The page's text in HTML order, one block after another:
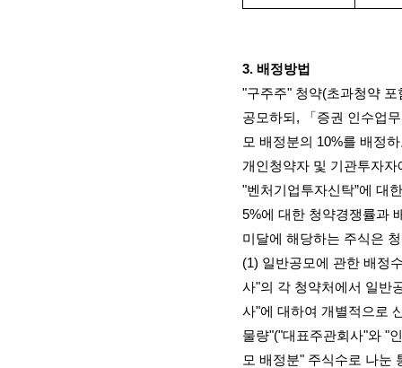
3. 배정방법
"구주주" 청약(초과청약 포
공모하되 ,
「증권 인수업
모 배정분의 10%를 배정
개인청약자 및 기관투자
"벤처기업투자신탁”에 대
5%에 대한 청약경쟁률과
미달에 해당하는 주식은
(1) 일반공모에 관한 배정
사"의 각 청약처에서 일반
사"에 대하여 개별적으로
물량"("대표주관회사"와 "
모 배정분" 주식수로 나눈